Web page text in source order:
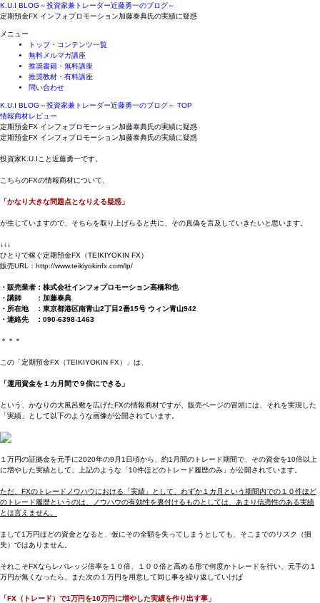
K.U.I BLOG～投資家兼トレーダー近藤勇一のブログ～
定期預金FX インフォプロモーション加藤泰典氏の実績に疑惑
メニュー
トップ・コンテンツ一覧
無料メルマガ講座
推奨書籍・無料講座
推奨教材・有料講座
問い合わせ
K.U.I BLOG～投資家兼トレーダー近藤勇一のブログ～ TOP
情報商材レビュー
定期預金FX インフォプロモーション加藤泰典氏の実績に疑惑
定期預金FX インフォプロモーション加藤泰典氏の実績に疑惑
投資家K.U.Iこと近藤勇一です。
こちらのFXの情報商材について、
「かなり大きな問題点となりえる疑惑」
が生じていますので、そちらを取り上げらると共に、その真偽を言及していきたいと思います。
↓↓↓
ひとりで稼ぐ定期預金FX（TEIKIYOKIN FX）
販売URL：http://www.teikiyokinfx.com/lp/
・販売業者：株式会社インフォプロモーション高橋和也
・講師 ：加藤泰典
・所在地 ：東京都港区南青山2丁目2番15号 ウィン青山942
・連絡先 ：090-6398-1463
＊＊＊
この「定期預金FX（TEIKIYOKIN FX）」は、
「運用資金を１カ月間で９倍にできる」
という、かなりの大風呂敷を広げたFXの情報商材ですが、販売ページの冒頭には、それを実現した
「実績」として以下のような画像が公開されています。
１万円の証拠金を元手に2020年の9月1日頃から、約1月間のトレード期間で、その資金を10倍以上
に増やした実績として、上記のような「10件ほどのトレード履歴のみ」が公開されています。
ただ、FXのトレードノウハウにおける「実績」として、わずか１カ月という期間内での１０件ほど
のトレード履歴というのは、ノウハウの有効性を裏付けるものとしては、あまり信憑性のある実績
とは言えません。
まして1万円ほどの資金となると、仮にその全額を失ってしまうとしても、そこまでのリスク（損
失）ではありません。
それこそFXならレバレッジ倍率を１０倍、１００倍と高める形で何度かトレードを行い、元手の１
万円が無くなったら、また次の１万円を用意して同じ事を繰り返していけば
「FX（トレード）で1万円を10万円に増やした実績を作り出す事」